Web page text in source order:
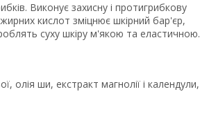
Виконує захисну і протигрибкову
кислот зміцнює шкірний бар'єр,
суху шкіру м'якою та еластичною.
олія ши, екстракт магнолії і календули,